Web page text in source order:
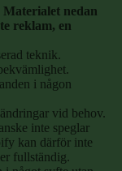
nedan
reklam, en
teknik.
i någon
vid behov.
inte speglar
kan därför inte
fullständig.